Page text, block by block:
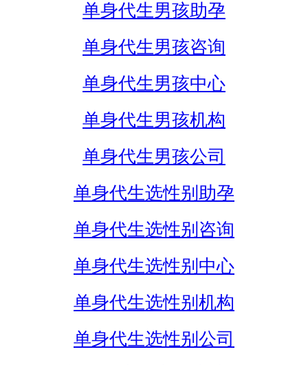
单身代生男孩助孕
单身代生男孩咨询
单身代生男孩中心
单身代生男孩机构
单身代生男孩公司
单身代生选性别助孕
单身代生选性别咨询
单身代生选性别中心
单身代生选性别机构
单身代生选性别公司